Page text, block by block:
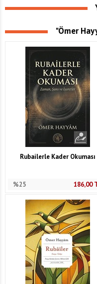
"Ömer
Rubailerle Kader Okuması
%25 186,00